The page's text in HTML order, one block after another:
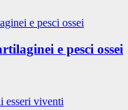
e pesci ossei